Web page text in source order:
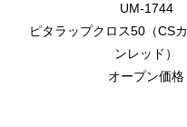
UM-1744
ピタラップクロス50（CS
ンレッド）
オープン価格